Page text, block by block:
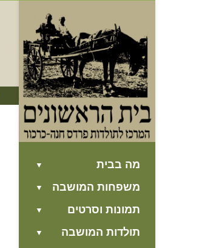
מה בבית
משפחות המושבה
תמונות וסרטים
תולדות המושבה